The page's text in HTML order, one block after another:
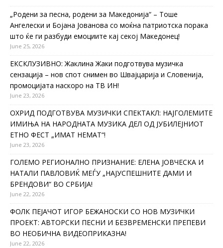
„Родени за песна, родени за Македонија“ – Тоше
Ангелески и Бојана Јованова со моќна патриотска порака
што ќе ги разбуди емоциите кај секој Македонец!
June 25, 2026
ЕКСКЛУЗИВНО: Жаклина Жаки подготвува музичка
сензација – нов спот снимен во Швајцарија и Словенија,
промоцијата наскоро на ТВ ИН!
June 23, 2026
ОХРИД ПОДГОТВУВА МУЗИЧКИ СПЕКТАКЛ: НАЈГОЛЕМИТЕ
ИМИЊА НА НАРОДНАТА МУЗИКА ДЕЛ ОД ЈУБИЛЕЈНИОТ
ЕТНО ФЕСТ „ИМАТ НЕМАТ“!
June 23, 2026
ГОЛЕМО РЕГИОНАЛНО ПРИЗНАНИЕ: ЕЛЕНА ЈОВЧЕСКА И
НАТАЛИ ПАВЛОВИЌ МЕЃУ „НАЈУСПЕШНИТЕ ДАМИ И
БРЕНДОВИ“ ВО СРБИЈА!
June 22, 2026
ФОЛК ПЕЈАЧОТ ИГОР БЕЖАНОСКИ СО НОВ МУЗИЧКИ
ПРОЕКТ: АВТОРСКИ ПЕСНИ И БЕЗВРЕМЕНСКИ ПРЕПЕВИ
ВО НЕОБИЧНА ВИДЕОПРИКАЗНА!
June 22, 2026